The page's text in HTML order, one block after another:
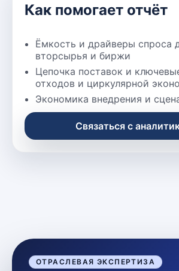
Как помогает отчёт
Ёмкость и драйверы спроса
вторсырья и биржи
Цепочка поставок и
отходов и циркулярной
Экономика внедрения и
Связаться с
ОТРАСЛЕВАЯ ЭКСПЕРТИЗА